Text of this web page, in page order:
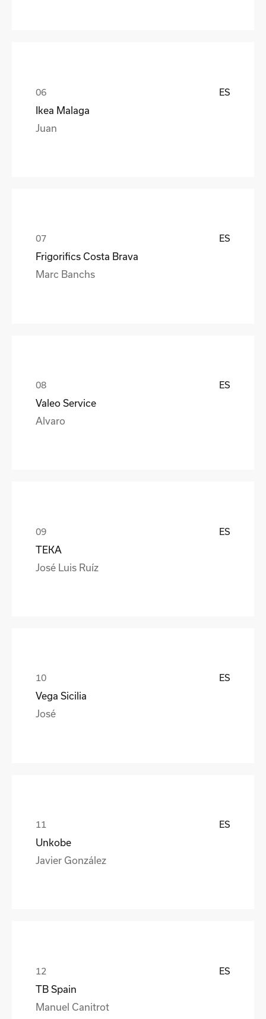
ES
Ikea Malaga
Juan
ES
Frigorifics Costa Brava
Marc Banchs
ES
Valeo Service
Alvaro
ES
TEKA
José Luis Ruíz
ES
Vega Sicilia
José
ES
Unkobe
Javier González
ES
TB Spain
Manuel Canitrot